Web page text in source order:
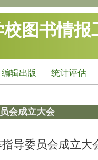
图书情
编辑出版 统计评估
会成立大会
导委员会成立大